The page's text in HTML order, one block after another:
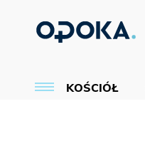
KOŚCIÓŁ